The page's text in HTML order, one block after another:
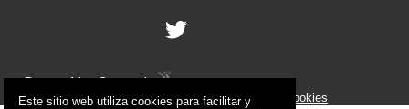
Powered by:Superweb
Aviso Legal-Política de Privacidad-Política de Cookies
Este sitio web utiliza cookies para facilitar y